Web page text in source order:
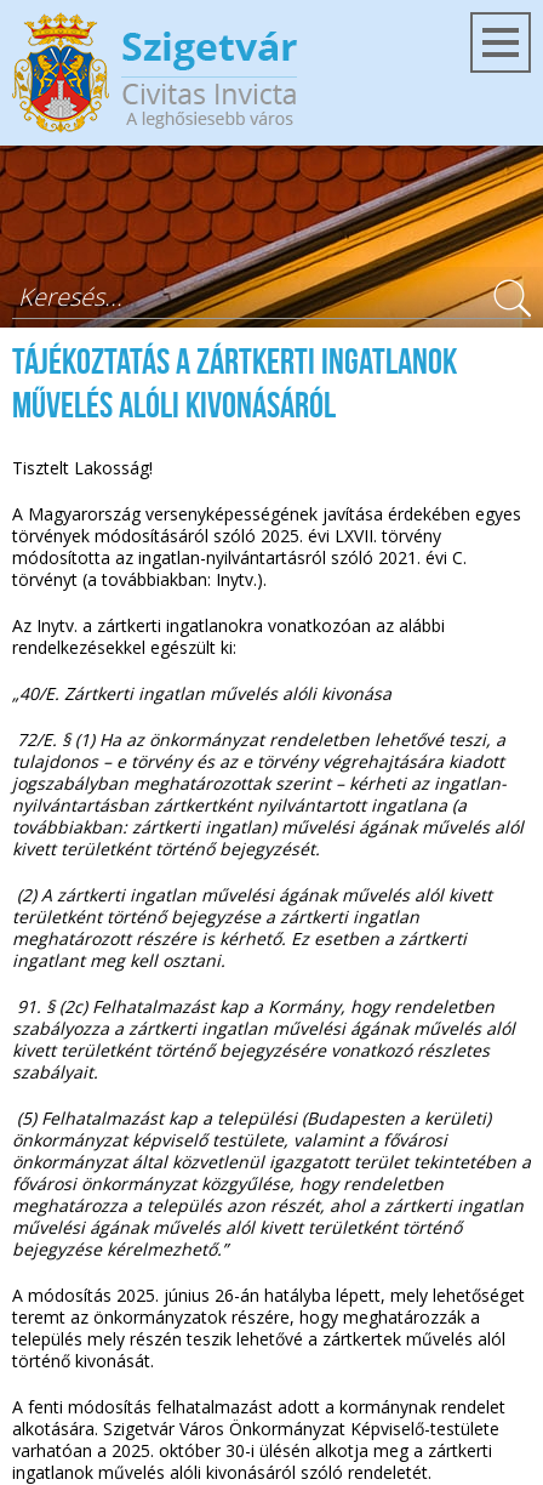
Ugrás a tartalomra
Keresés űrlap
Tájékoztatás a zártkerti ingatlanok
művelés alóli kivonásáról
Tisztelt Lakosság!
A Magyarország versenyképességének javítása érdekében egyes
törvények módosításáról szóló 2025. évi LXVII. törvény
módosította az ingatlan-nyilvántartásról szóló 2021. évi C.
törvényt (a továbbiakban: Inytv.).
Az Inytv. a zártkerti ingatlanokra vonatkozóan az alábbi
rendelkezésekkel egészült ki:
„40/E. Zártkerti ingatlan művelés alóli kivonása
72/E. § (1) Ha az önkormányzat rendeletben lehetővé teszi, a
tulajdonos – e törvény és az e törvény végrehajtására kiadott
jogszabályban meghatározottak szerint – kérheti az ingatlan-
nyilvántartásban zártkertként nyilvántartott ingatlana (a
továbbiakban: zártkerti ingatlan) művelési ágának művelés alól
kivett területként történő bejegyzését.
(2) A zártkerti ingatlan művelési ágának művelés alól kivett
területként történő bejegyzése a zártkerti ingatlan
meghatározott részére is kérhető. Ez esetben a zártkerti
ingatlant meg kell osztani.
91. § (2c) Felhatalmazást kap a Kormány, hogy rendeletben
szabályozza a zártkerti ingatlan művelési ágának művelés alól
kivett területként történő bejegyzésére vonatkozó részletes
szabályait.
(5) Felhatalmazást kap a települési (Budapesten a kerületi)
önkormányzat képviselő testülete, valamint a fővárosi
önkormányzat által közvetlenül igazgatott terület tekintetében a
fővárosi önkormányzat közgyűlése, hogy rendeletben
meghatározza a település azon részét, ahol a zártkerti ingatlan
művelési ágának művelés alól kivett területként történő
bejegyzése kérelmezhető.”
A módosítás 2025. június 26-án hatályba lépett, mely lehetőséget
teremt az önkormányzatok részére, hogy meghatározzák a
település mely részén teszik lehetővé a zártkertek művelés alól
történő kivonását.
A fenti módosítás felhatalmazást adott a kormánynak rendelet
alkotására. Szigetvár Város Önkormányzat Képviselő-testülete
varhatóan a 2025. október 30-i ülésén alkotja meg a zártkerti
ingatlanok művelés alóli kivonásáról szóló rendeletét.